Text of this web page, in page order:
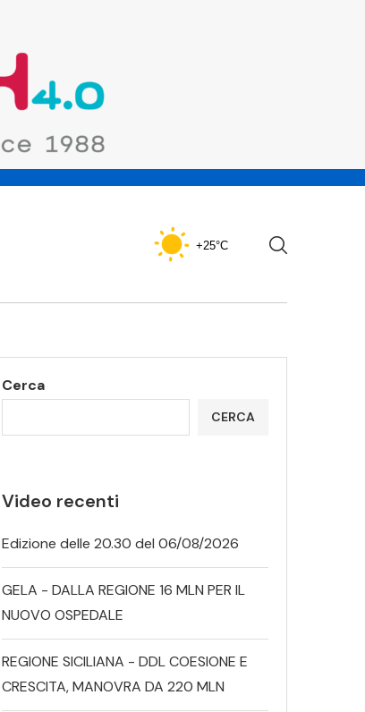
+25°C
Cerca
CERCA
Video recenti
Edizione delle 20.30 del 06/08/2026
GELA - DALLA REGIONE 16 MLN PER IL
NUOVO OSPEDALE
REGIONE SICILIANA - DDL COESIONE E
CRESCITA, MANOVRA DA 220 MLN